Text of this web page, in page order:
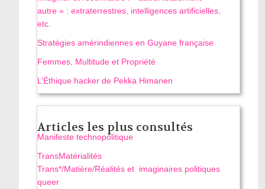
autre » : extraterrestres, intelligences artificielles,
etc.
Stratégies amérindiennes en Guyane française
Femmes, Multitude et Propriété
L’Éthique hacker de Pekka Himanen
Articles les plus consultés
Manifeste technopolitique
TransMatérialités
Trans*/Matière/Réalités et imaginaires politiques
queer